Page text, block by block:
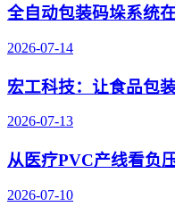
全自动包装码垛系统
2026-07-14
宏工科技：让食品包
2026-07-13
从医疗PVC产线看负
2026-07-10